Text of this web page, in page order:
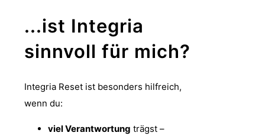
...ist Integria
sinnvoll für mich?
Integria Reset ist besonders hilfreich,
wenn du:
viel Verantwortung trägst –